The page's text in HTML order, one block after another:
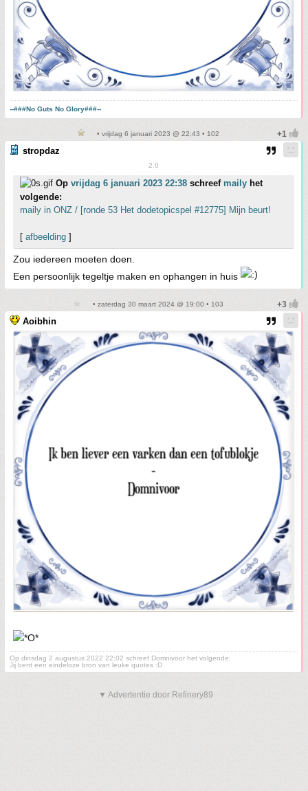
--###No Guts No Glory###--
• vrijdag 6 januari 2023 @ 22:43 • 102
stropdaz
2.0
Op vrijdag 6 januari 2023 22:38 schreef maily het
volgende:
maily in ONZ / [ronde 53 Het dodetopicspel #12775] Mijn beurt!
[ afbeelding ]
Zou iedereen moeten doen.
Een persoonlijk tegeltje maken en ophangen in huis
• zaterdag 30 maart 2024 @ 19:00 • 103
Aoibhin
Op dinsdag 2 augustus 2022 22:02 schreef Domnivoor het volgende:
Jij bent een eindeloze bron van leuke quotes :D
▼ Advertentie door Refinery89